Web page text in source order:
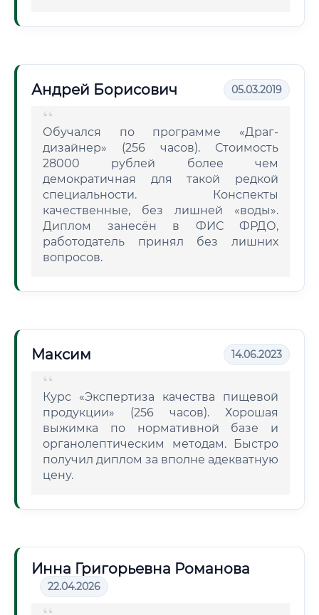
Андрей Борисович 05.03.2019
Обучался по программе «Драг-
дизайнер» (256 часов). Стоимость
28000 рублей более чем
демократичная для такой редкой
специальности. Конспекты
качественные, без лишней «воды».
Диплом занесён в ФИС ФРДО,
работодатель принял без лишних
вопросов.
Максим 14.06.2023
Курс «Экспертиза качества пищевой
продукции» (256 часов). Хорошая
выжимка по нормативной базе и
органолептическим методам. Быстро
получил диплом за вполне адекватную
цену.
Инна Григорьевна Романова
22.04.2026